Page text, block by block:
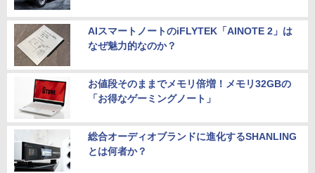
AIスマートノートのiFLYTEK「AINOTE 2」は
なぜ魅力的なのか？
お値段そのままでメモリ倍増！メモリ32GBの
「お得なゲーミングノート」
総合オーディオブランドに進化するSHANLING
とは何者か？